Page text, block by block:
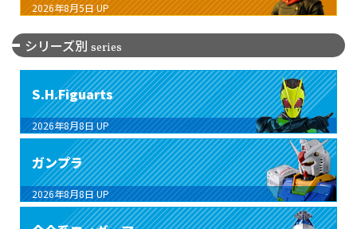
2026年8月5日 UP
シリーズ別 series
S.H.Figuarts
2026年8月8日 UP
ガンプラ
2026年8月8日 UP